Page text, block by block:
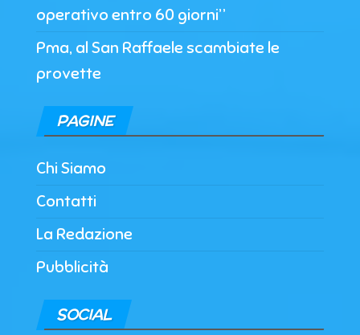
operativo entro 60 giorni”
Pma, al San Raffaele scambiate le
provette
PAGINE
Chi Siamo
Contatti
La Redazione
Pubblicità
SOCIAL